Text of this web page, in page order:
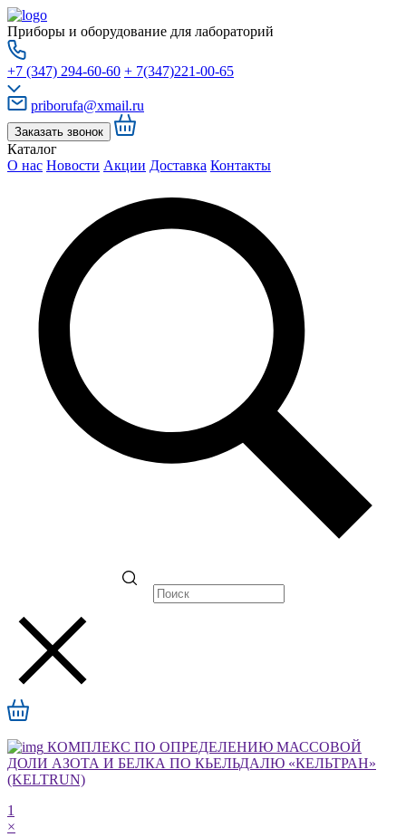
Приборы и оборудование для лабораторий
+7 (347) 294-60-60 + 7(347)221-00-65
priborufa@xmail.ru
Заказать звонок
Каталог
О нас Новости Акции Доставка Контакты
КОМПЛЕКС ПО ОПРЕДЕЛЕНИЮ МАССОВОЙ
ДОЛИ АЗОТА И БЕЛКА ПО КЬЕЛЬДАЛЮ «КЕЛЬТРАН»
(KELTRUN)
1
×